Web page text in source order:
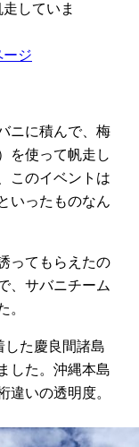
していま
ジ
ニに積んで、梅
を使って帆走し
このイベントは
いったものなん
ってもらえたの
、サバニチーム
た慶良間諸島
した。沖縄本島
いの透明度。